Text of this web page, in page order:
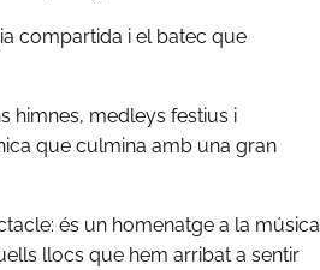
compartida i el batec que
himnes, medleys festius i
que culmina amb una gran
és un homenatge a la música
llocs que hem arribat a sentir